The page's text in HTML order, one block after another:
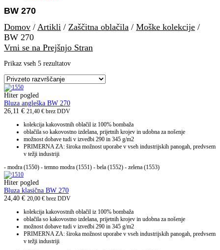
BW 270
Domov / Artikli / Zaščitna oblačila / Moške kolekcije /
BW 270
Vrni se na Prejšnjo Stran
Prikaz vseh 5 rezultatov
Hiter pogled
Bluza angleška BW 270
26,11 € 21,40 € brez DDV
kolekcija kakovostnih oblačil iz 100% bombaža
oblačila so kakovostno izdelana, prijetnih krojev in udobna za nošenje
možnost dobave tudi v izvedbi 290 in 345 g/m2
PRIMERNA ZA: široka možnost uporabe v vseh industrijskih panogah, predvsem
v težji industriji
- modra (1550) - temno modra (1551) - bela (1552) - zelena (1553)
Hiter pogled
Bluza klasična BW 270
24,40 € 20,00 € brez DDV
kolekcija kakovostnih oblačil iz 100% bombaža
oblačila so kakovostno izdelana, prijetnih krojev in udobna za nošenje
možnost dobave tudi v izvedbi 290 in 345 g/m2
PRIMERNA ZA: široka možnost uporabe v vseh industrijskih panogah, predvsem
v težji industriji